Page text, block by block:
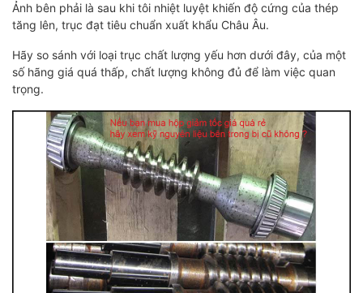
Ảnh bên phải là sau khi tôi nhiệt luyệt khiến độ cứng của thép
tăng lên, trục đạt tiêu chuẩn xuất khẩu Châu Âu.
Hãy so sánh với loại trục chất lượng yếu hơn dưới đây, của một
số hãng giá quá thấp, chất lượng không đủ để làm việc quan
trọng.